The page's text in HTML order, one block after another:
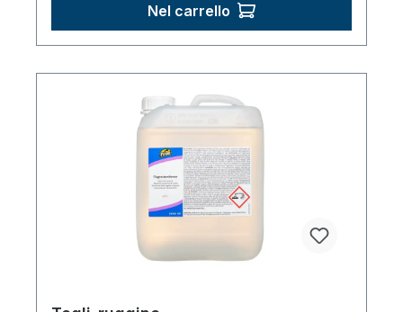
Nel carrello